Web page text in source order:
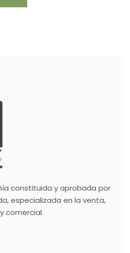
constituida y aprobada por
especializada en la venta,
comercial.